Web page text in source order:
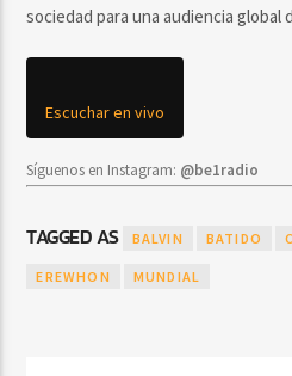
sociedad para una audiencia global
Escuchar en vivo
Síguenos en Instagram: @be1radio
TAGGED AS BALVIN BATIDO
EREWHON MUNDIAL